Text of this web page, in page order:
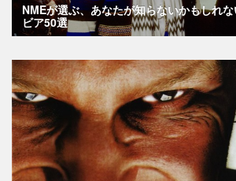
NMEが選ぶ、あなたが知らないかもしれ
ビア50選